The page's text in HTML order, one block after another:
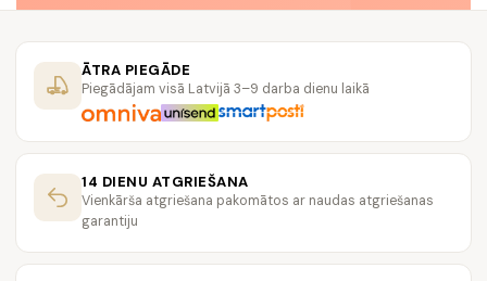
ĀTRA PIEGĀDE
Piegādājam visā Latvijā 3–9 darba dienu laikā
14 DIENU ATGRIEŠANA
Vienkārša atgriešana pakomātos ar naudas atgriešanas
garantiju